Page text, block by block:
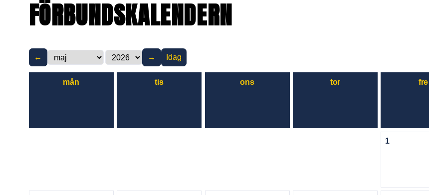
FÖRBUNDSKALENDERN
← → Idag
mån tis ons tor fre
1